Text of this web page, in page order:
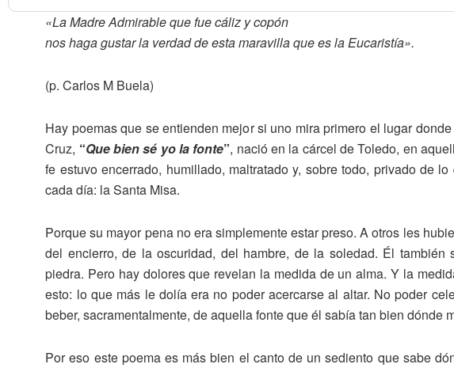
«La Madre Admirable que fue cáliz y copón
nos haga gustar la verdad de esta maravilla que es la Eucaristía».
(p. Carlos M Buela)
Hay poemas que se entienden mejor si uno mira primero el lugar
Cruz, “Que bien sé yo la fonte”, nació en la cárcel de Toledo, en
fe estuvo encerrado, humillado, maltratado y, sobre todo, privado de
cada día: la Santa Misa.
Porque su mayor pena no era simplemente estar preso. A otros les
del encierro, de la oscuridad, del hambre, de la soledad. Él también
piedra. Pero hay dolores que revelan la medida de un alma. Y la
esto: lo que más le dolía era no poder acercarse al altar. No poder
beber, sacramentalmente, de aquella fonte que él sabía tan bien dónde
Por eso este poema es más bien el canto de un sediento que sabe